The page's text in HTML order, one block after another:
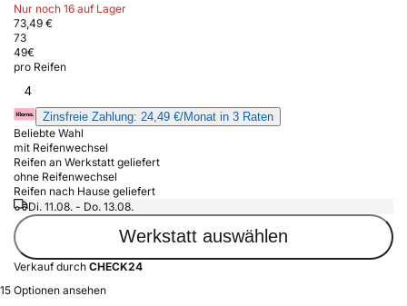
Nur noch 16 auf Lager
73,49 €
73
49€
pro Reifen
4
Zinsfreie Zahlung: 24,49 €/Monat in 3 Raten
Beliebte Wahl
mit Reifenwechsel
Reifen an Werkstatt geliefert
ohne Reifenwechsel
Reifen nach Hause geliefert
Di. 11.08. - Do. 13.08.
Werkstatt auswählen
Verkauf durch CHECK24
15 Optionen ansehen